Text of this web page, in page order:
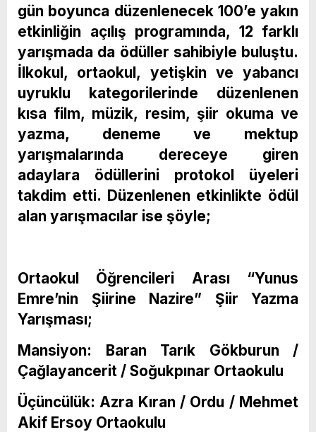
gün boyunca düzenlenecek 100’e yakın
etkinliğin açılış programında, 12 farklı
yarışmada da ödüller sahibiyle buluştu.
İlkokul, ortaokul, yetişkin ve yabancı
uyruklu kategorilerinde düzenlenen
kısa film, müzik, resim, şiir okuma ve
yazma, deneme ve mektup
yarışmalarında dereceye giren
adaylara ödüllerini protokol üyeleri
takdim etti. Düzenlenen etkinlikte ödül
alan yarışmacılar ise şöyle;
Ortaokul Öğrencileri Arası “Yunus
Emre’nin Şiirine Nazire” Şiir Yazma
Yarışması;
Mansiyon: Baran Tarık Gökburun /
Çağlayancerit / Soğukpınar Ortaokulu
Üçüncülük: Azra Kıran / Ordu / Mehmet
Akif Ersoy Ortaokulu